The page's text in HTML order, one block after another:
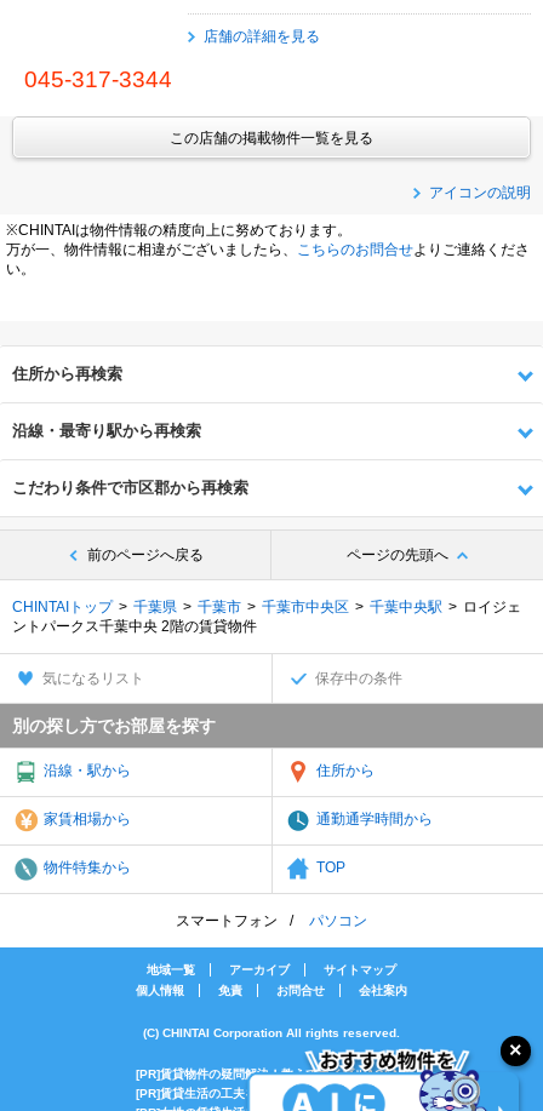
店舗の詳細を見る
045-317-3344
この店舗の掲載物件一覧を見る
アイコンの説明
※CHINTAIは物件情報の精度向上に努めております。
万が一、物件情報に相違がございましたら、
こちらのお問合せよりご連絡くださ
い。
住所から再検索
沿線・最寄り駅から再検索
こだわり条件で市区郡から再検索
前のページへ戻る ページの先頭へ
CHINTAIトップ 千葉県 千葉市 千葉市中央区 千葉中央駅
ロイジェ
ントパークス千葉中央 2階の賃貸物件
気になるリスト 保存中の条件
別の探し方でお部屋を探す
沿線・駅から 住所から
家賃相場から 通勤通学時間から
物件特集から TOP
スマートフォン パソコン
地域一覧 アーカイブ
サイトマップ
個人情報
免責 お問合せ 会社案内
(C) CHINTAI Corporation All rights reserved.
[PR]賃貸物件の疑問解決！教えてエイブルAGENT
[PR]賃貸生活の工夫を紹介！CHINTAI情報局